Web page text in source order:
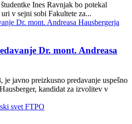
Ines Ravnjak bo potekal
v sejni sobi Fakultete za...
Dr. mont. Andreasa
je javno preizkusno predavanje uspešno
kandidat za izvolitev v